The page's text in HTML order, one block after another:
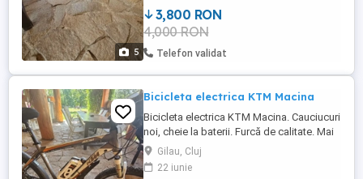
5
3,800 RON
4,000 RON
Telefon validat
Bicicleta electrica KTM Macina
Bicicleta electrica KTM Macina. Cauciucuri
noi, cheie la baterii. Furcă de calitate. Mai
multe detalii si alte poze si filmari la
telefon.
Gilau, Cluj
22 iunie